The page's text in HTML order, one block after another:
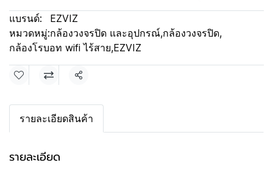
แบรนด์:
EZVIZ
หมวดหมู่:กล้องวงจรปิด และอุปกรณ์,กล้องวงจรปิด,
กล้องโรบอท wifi ไร้สาย,EZVIZ
แชร์
รายละเอียดสินค้า
รายละเอียด